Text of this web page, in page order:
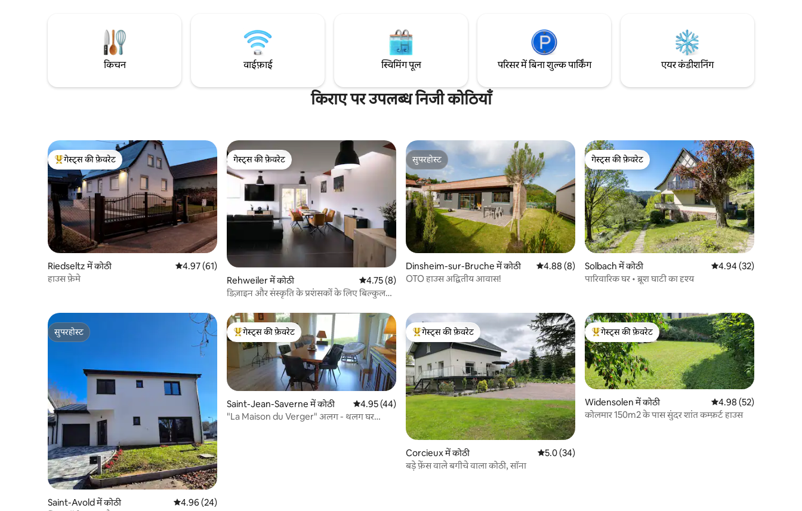
शहर के केंद्र से सिर्फ़ 20 मिनट की दूरी पर
किचन वाईफ़ाई स्विमिंग पूल परिसर में बिना शुल्क पार्किंग एयर कंडीशनिंग
किराए पर उपलब्ध निजी कोठियाँ
गेस्ट्स का टॉप फ़ेवरेट
गेस्ट्स की फ़ेवरेट
Riedseltz में कोठी औसत रेटिंग 5 में से 4.97, 61 समीक्षाएँ
4.97 (61)
हाउस फ़ेमे
गेस्ट्स की फ़ेवरेट
गेस्ट्स की फ़ेवरेट
Rehweiler में कोठी औसत रेटिंग 5 में से 4.75, 8 समीक्षाएँ
4.75 (8)
डिज़ाइन और संस्कृति के प्रशंसकों के लिए बिल्कुल
सुपरहोस्ट
सुपरहोस्ट
Dinsheim-sur-Bruche में कोठी औसत रेटिंग 5 में से 4.88, 8 समीक्षाएँ
4.88 (8)
OTO हाउस अद्वितीय आवास!
गेस्ट्स की फ़ेवरेट
गेस्ट्स की फ़ेवरेट
Solbach में कोठी औसत रेटिंग 5 में से 4.94,
4.94 (32)
पारिवारिक घर • ब्रूश घाटी का दृश्य
सुपरहोस्ट
सुपरहोस्ट
Saint-Avold में कोठी औसत रेटिंग 5 में से 4.96, 24 समीक्षाएँ
4.96 (24)
गेस्ट्स का टॉप फ़ेवरेट
गेस्ट्स की फ़ेवरेट
Saint-Jean-Saverne में कोठी औसत रेटिंग 5 में से 4.95, 44 समीक्षाएँ
4.95 (44)
"La Maison du Verger" अलग - थलग घर
गेस्ट्स का टॉप फ़ेवरेट
गेस्ट्स की फ़ेवरेट
Corcieux में कोठी औसत रेटिंग 5 में से 5.0, 34 समीक्षाएँ
5.0 (34)
बड़े फ़ेंस वाले बगीचे वाला कोठी, सॉना
गेस्ट्स का टॉप फ़ेवरेट
गेस्ट्स की फ़ेवरेट
Widensolen में कोठी औसत रेटिंग 5 में से 4.98,
4.98 (52)
कोलमार 150m2 के पास सुंदर शांत कम्फ़र्ट हाउस